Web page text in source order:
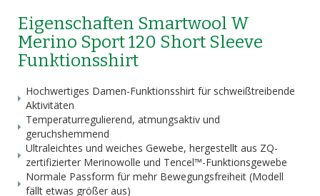
Eigenschaften Smartwool W
Merino Sport 120 Short Sleeve
Funktionsshirt
Hochwertiges Damen-Funktionsshirt für schweißtreibende
Aktivitäten
Temperaturregulierend, atmungsaktiv und
geruchshemmend
Ultraleichtes und weiches Gewebe, hergestellt aus ZQ-
zertifizierter Merinowolle und Tencel™-Funktionsgewebe
Normale Passform für mehr Bewegungsfreiheit (Modell
fällt etwas größer aus)